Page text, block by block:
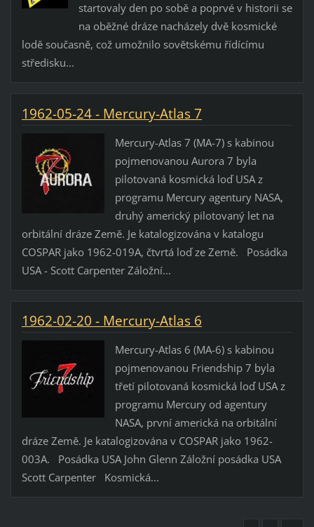
startovaly den po sobě a poprvé v historii se
na oběžné dráze nacházely dvě kosmické
lodě současně, což umožnilo sovětskému řídícímu
středisku...
1962-05-24 - Mercury-Atlas 7
Mercury-Atlas 7 (MA-7) s kabinou
pojmenovanou Aurora 7 byla
pilotovaná kosmická loď USA z
programu Mercury agentury NASA,
druhý americký pilotovaný let na
orbitální dráze Země. Je katalogizována v katalogu
COSPAR jako 1962-019A, čtvrtá loď ze Země. Posádka
USA - Scott Carpenter Záložní...
1962-02-20 - Mercury-Atlas 6
Mercury-Atlas 6 (MA-6) s kabinou
pojmenovanou Friendship 7 byla
třetí pilotovaná kosmická loď USA z
programu Mercury od agentury
NASA, první americká na orbitální
dráze Země. Je katalogizována v COSPAR jako 1962-
003A. Posádka USA John Glenn Záložní posádka USA
Scott Carpenter Kosmická...